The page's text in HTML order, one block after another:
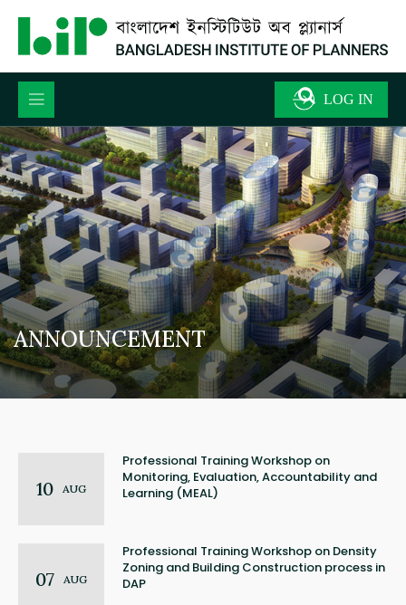
ANNOUNCEMENT
10 AUG
Professional Training Workshop on
Monitoring, Evaluation, Accountability and
Learning (MEAL)
07 AUG
Professional Training Workshop on Density
Zoning and Building Construction process in
DAP